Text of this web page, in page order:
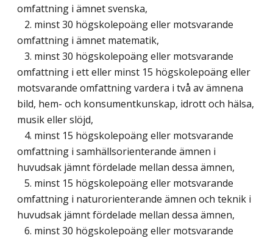
omfattning i ämnet svenska,
2. minst 30 högskolepoäng eller motsvarande
omfattning i ämnet matematik,
3. minst 30 högskolepoäng eller motsvarande
omfattning i ett eller minst 15 högskolepoäng eller
motsvarande omfattning vardera i två av ämnena
bild, hem- och konsumentkunskap, idrott och hälsa,
musik eller slöjd,
4. minst 15 högskolepoäng eller motsvarande
omfattning i samhällsorienterande ämnen i
huvudsak jämnt fördelade mellan dessa ämnen,
5. minst 15 högskolepoäng eller motsvarande
omfattning i naturorienterande ämnen och teknik i
huvudsak jämnt fördelade mellan dessa ämnen,
6. minst 30 högskolepoäng eller motsvarande